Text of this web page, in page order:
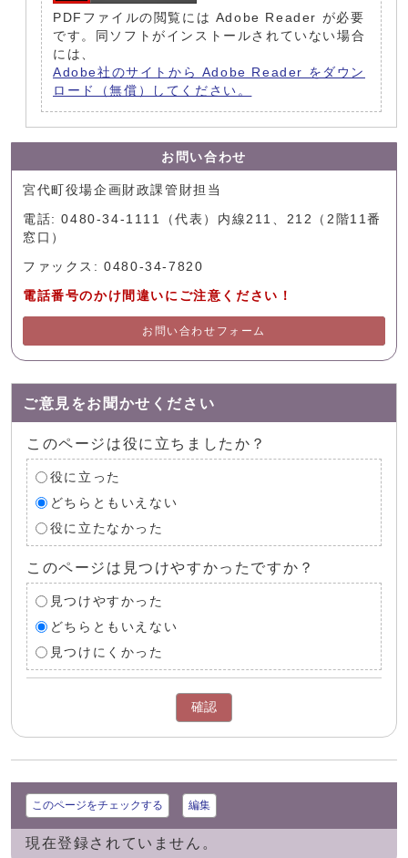
PDFファイルの閲覧には Adobe Reader が必要
です。同ソフトがインストールされていない場合
には、
Adobe社のサイトから Adobe Reader をダウン
ロード（無償）してください。
お問い合わせ
宮代町役場企画財政課管財担当
電話: 0480-34-1111（代表）内線211、212（2階11番
窓口）
ファックス: 0480-34-7820
電話番号のかけ間違いにご注意ください！
お問い合わせフォーム
ご意見をお聞かせください
このページは役に立ちましたか？
役に立った
どちらともいえない
役に立たなかった
このページは見つけやすかったですか？
見つけやすかった
どちらともいえない
見つけにくかった
確認
このページをチェックする 編集
現在登録されていません。